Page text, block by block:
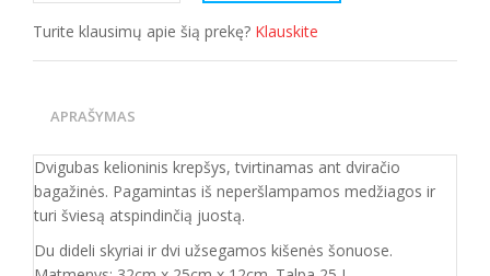
Turite klausimų apie šią prekę? Klauskite
APRAŠYMAS
Dvigubas kelioninis krepšys, tvirtinamas ant dviračio
bagažinės. Pagamintas iš neperšlampamos medžiagos ir
turi šviesą atspindinčią juostą.
Du dideli skyriai ir dvi užsegamos kišenės šonuose.